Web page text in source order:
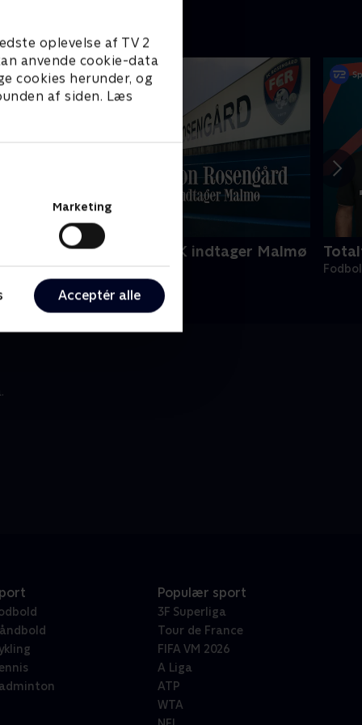
oplevelse af TV 2
anvende cookie-data
cookies herunder, og
af siden. Læs
Marketing
Acceptér alle
Operation Rosengård - FCK indtager Malmø
• 1 sæsoner
Populær sport
3F Superliga
Tour de France
FIFA VM 2026
A Liga
ATP
WTA